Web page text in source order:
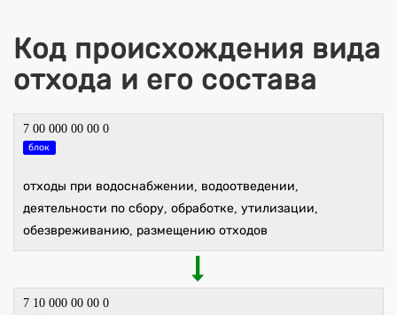
Код происхождения вида
отхода и его состава
7 00 000 00 00 0
блок
отходы при водоснабжении, водоотведении,
деятельности по сбору, обработке, утилизации,
обезвреживанию, размещению отходов
7 10 000 00 00 0